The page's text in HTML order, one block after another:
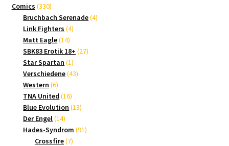
Comics 330330
Produkte
Bruchbach Serenade 44
Link Fighters 44
Matt Eagle 1414
Produkte
SBK83 Erotik 18+ 2727
Star Spartan 11
Produkt
Verschiedene 4343
Western 66
Produkte
TNA United 1616
Produkte
Blue Evolution 1313
Der Engel 1414
Produkte
Hades-Syndrom 9191
Crossfire 77